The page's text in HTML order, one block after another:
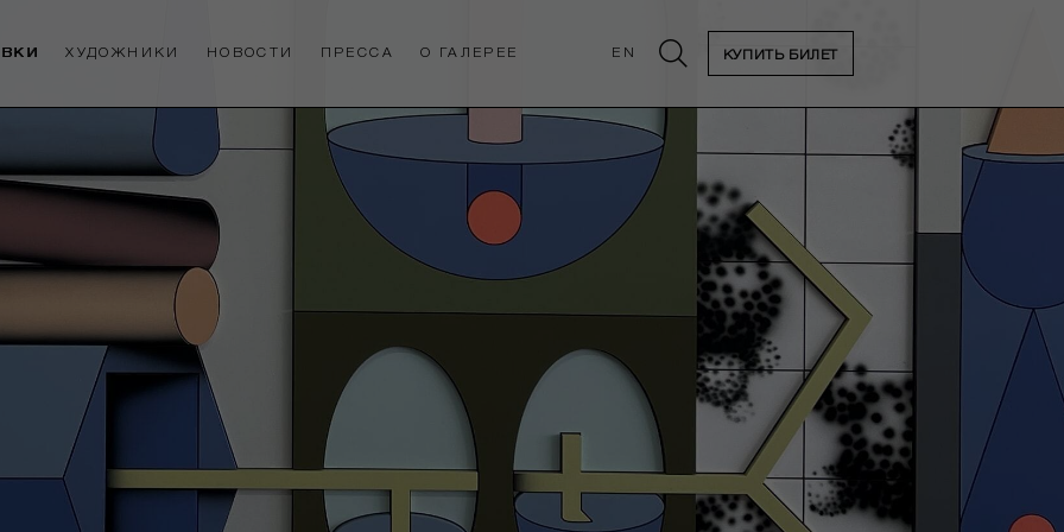
EN
ХУДОЖНИКИ НОВОСТИ ПРЕССА О ГАЛЕРЕЕ КУПИТЬ БИЛЕТ